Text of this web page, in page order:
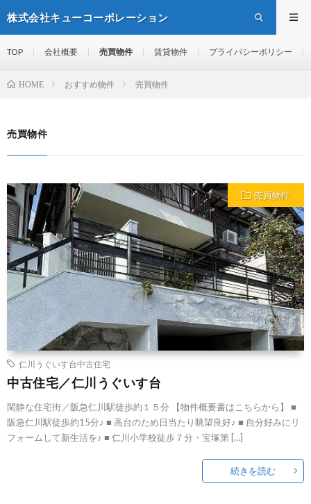
株式会社キューコーポレーション
TOP 会社概要 売買物件 賃貸物件 プライバシーポリシー
HOME おすすめ物件 売買物件
売買物件
売買物件
仁川うぐいす台中古住宅
中古住宅／仁川うぐいす台
閑静な住宅街／阪急仁川駅徒歩約１５分 【物件概要書はこちらから】 ■
阪急仁川駅徒歩約15分♪ ■ 高台のため日当たり眺望良好♪ ■ 自分好みにリ
フォームして新生活を♪ ■ 仁川小学校徒歩７分・宝塚第 […]
続きを読む